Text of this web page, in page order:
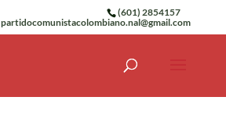
(601) 2854157
partidocomunistacolombiano.nal@gmail.com